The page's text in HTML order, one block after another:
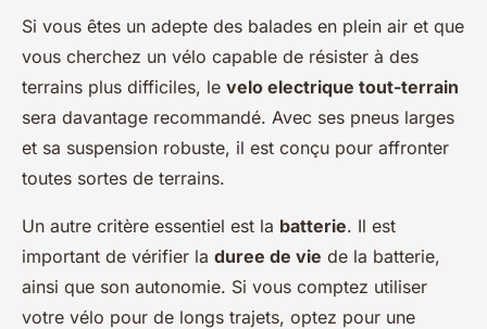
Si vous êtes un adepte des balades en plein air et que
vous cherchez un vélo capable de résister à des
terrains plus difficiles, le velo electrique tout-terrain
sera davantage recommandé. Avec ses pneus larges
et sa suspension robuste, il est conçu pour affronter
toutes sortes de terrains.
Un autre critère essentiel est la batterie. Il est
important de vérifier la duree de vie de la batterie,
ainsi que son autonomie. Si vous comptez utiliser
votre vélo pour de longs trajets, optez pour une